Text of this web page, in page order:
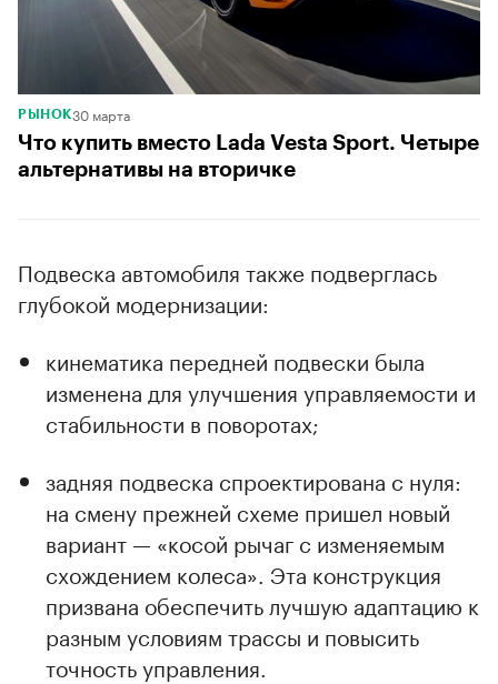
РЫНОК30 марта
Что купить вместо Lada Vesta Sport. Четыре
альтернативы на вторичке
Подвеска автомобиля также подверглась
глубокой модернизации:
кинематика передней подвески была
изменена для улучшения управляемости и
стабильности в поворотах;
задняя подвеска спроектирована с нуля:
на смену прежней схеме пришел новый
вариант — «косой рычаг с изменяемым
схождением колеса». Эта конструкция
призвана обеспечить лучшую адаптацию к
разным условиям трассы и повысить
точность управления.